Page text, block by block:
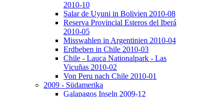
2010-10
Salar de Uyuni in Bolivien 2010-08
Reserva Provincial Esteros del Iberá
2010-05
Misswahlen in Argentinien 2010-04
Erdbeben in Chile 2010-03
Chile - Lauca Nationalpark - Las
Vicuñas 2010-02
Von Peru nach Chile 2010-01
2009 - Südamerika
Galapagos Inseln 2009-12